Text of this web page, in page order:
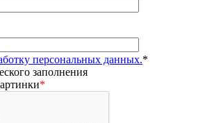
персональных данных.*
заполнения
*